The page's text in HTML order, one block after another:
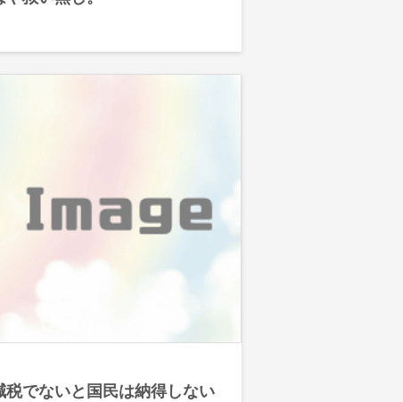
税でないと国民は納得しない